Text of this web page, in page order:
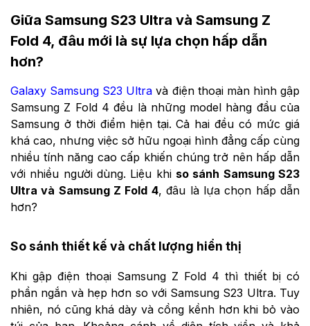
Giữa Samsung S23 Ultra và Samsung Z
Fold 4, đâu mới là sự lựa chọn hấp dẫn
hơn?
Galaxy Samsung S23 Ultra và điện thoại màn hình gập
Samsung Z Fold 4 đều là những model hàng đầu của
Samsung ở thời điểm hiện tại. Cả hai đều có mức giá
khá cao, nhưng việc sở hữu ngoại hình đẳng cấp cùng
nhiều tính năng cao cấp khiến chúng trở nên hấp dẫn
với nhiều người dùng. Liệu khi so sánh Samsung S23
Ultra và Samsung Z Fold 4, đâu là lựa chọn hấp dẫn
hơn?
So sánh thiết kế và chất lượng hiển thị
Khi gập điện thoại Samsung Z Fold 4 thì thiết bị có
phần ngắn và hẹp hơn so với Samsung S23 Ultra. Tuy
nhiên, nó cũng khá dày và cồng kềnh hơn khi bỏ vào